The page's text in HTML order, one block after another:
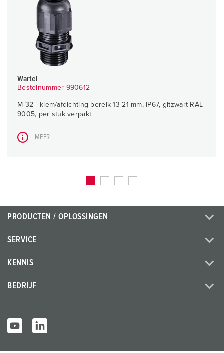
Wartel
Bestelnummer 990612
M 32 - klem/afdichting bereik 13-21 mm, IP67, gitzwart RAL
9005, per stuk verpakt
MEER
PRODUCTEN / OPLOSSINGEN
SERVICE
KENNIS
BEDRIJF